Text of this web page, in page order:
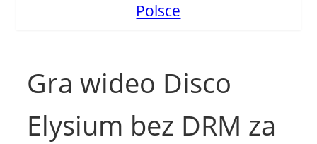
Polsce
Gra wideo Disco
Elysium bez DRM za